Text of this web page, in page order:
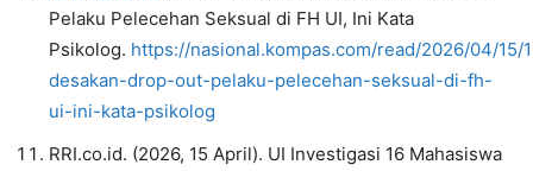
Pelaku Pelecehan Seksual di FH UI, Ini Kata
Psikolog. https://nasional.kompas.com/read/2026/04/15/
desakan-drop-out-pelaku-pelecehan-seksual-di-fh-
ui-ini-kata-psikolog
RRI.co.id. (2026, 15 April). UI Investigasi 16 Mahasiswa